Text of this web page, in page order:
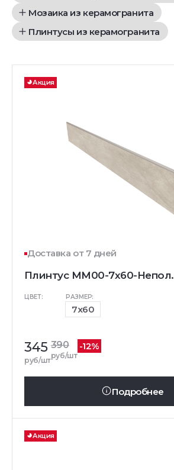
Мозаика из керамогранита
Плинтусы из керамогранита
Акция
Доставка от 7 дней
Плинтус MM00-7x60-Непол.
ЦВЕТ: РАЗМЕР:
7x60
345
руб/шт
390
руб/шт
-12%
Подробнее
Акция